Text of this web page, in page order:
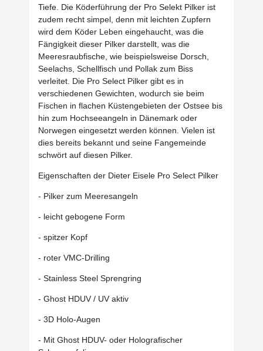
Tiefe. Die Köderführung der Pro Selekt Pilker ist
zudem recht simpel, denn mit leichten Zupfern
wird dem Köder Leben eingehaucht, was die
Fängigkeit dieser Pilker darstellt, was die
Meeresraubfische, wie beispielsweise Dorsch,
Seelachs, Schellfisch und Pollak zum Biss
verleitet. Die Pro Select Pilker gibt es in
verschiedenen Gewichten, wodurch sie beim
Fischen in flachen Küstengebieten der Ostsee bis
hin zum Hochseeangeln in Dänemark oder
Norwegen eingesetzt werden können. Vielen ist
dies bereits bekannt und seine Fangemeinde
schwört auf diesen Pilker.
Eigenschaften der Dieter Eisele Pro Select Pilker
- Pilker zum Meeresangeln
- leicht gebogene Form
- spitzer Kopf
- roter VMC-Drilling
- Stainless Steel Sprengring
- Ghost HDUV / UV aktiv
- 3D Holo-Augen
- Mit Ghost HDUV- oder Holografischer